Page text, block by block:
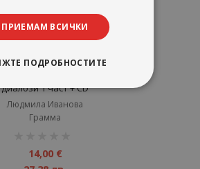
диалози 1 част + CD
Людмила Иванова
Грамма
14,00 €
ПРИЕМАМ ВСИЧКИ
ПОДРОБНОСТИТЕ